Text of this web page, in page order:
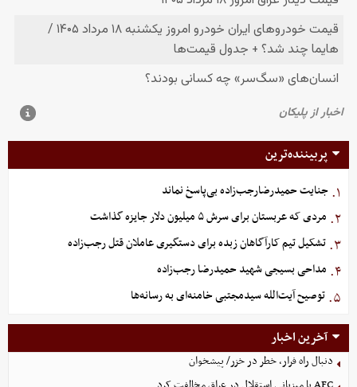
پربیننده‌ترین
۱. جنایت حمیدرضارجب‌زاده بی‌پاسخ نماند
۲. مردی که عربستان برای سرش ۵ میلیون دلار جایزه گذاشت
۳. تشکیل تیم کارآگاهان زبده برای دستگیری عاملان قتل رجب‌زاده
۴. مداحی بسیجی شهید حمیدرضا رجب‌زاده
۵. توصیح آیت‌الله سیدمجتبی خامنه‌ای به رسانه‌ها
آخرین اخبار
دنبال راه فرار، خطر در خزر/ پیشخوان